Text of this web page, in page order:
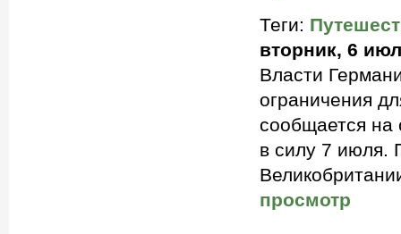
Теги:
вторник, 6
Власти
ограничения
сообщается на
в силу 7 июля.
просмотр